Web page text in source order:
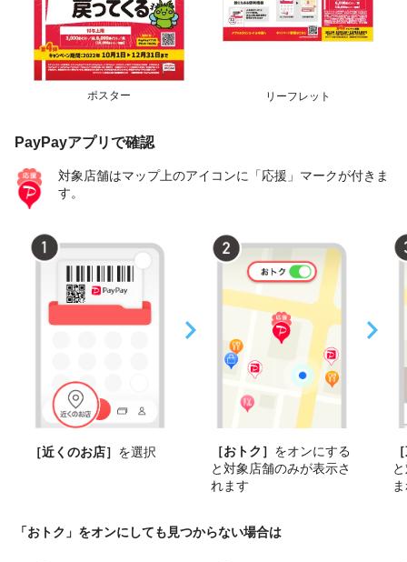
ポスター リーフレット
PayPayアプリで確認
対象店舗はマップ上のアイコンに「応援」マークが付きま
す。
［近くのお店］ を選択 ［おトク］ をオンにする
と対象店舗のみが表示さ
れます
「おトク」をオンにしても見つからない場合は